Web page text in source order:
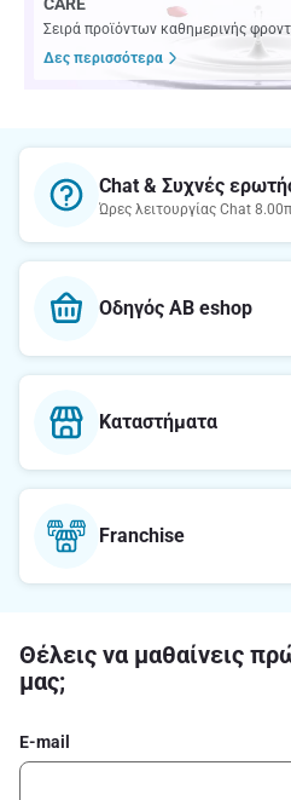
CARE
Σειρά προϊόντων καθημερινής
Δες περισσότερα
Chat & Συχνές
Ώρες λειτουργίας Chat
Οδηγός AB eshop
Καταστήματα
Franchise
Θέλεις να μαθαίνεις
μας;
E-mail